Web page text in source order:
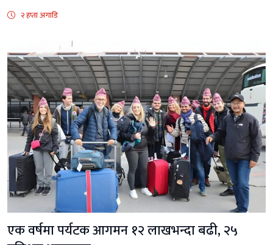
२ हप्ता अगाडि
एक वर्षमा पर्यटक आगमन १२ लाखभन्दा बढी, २५